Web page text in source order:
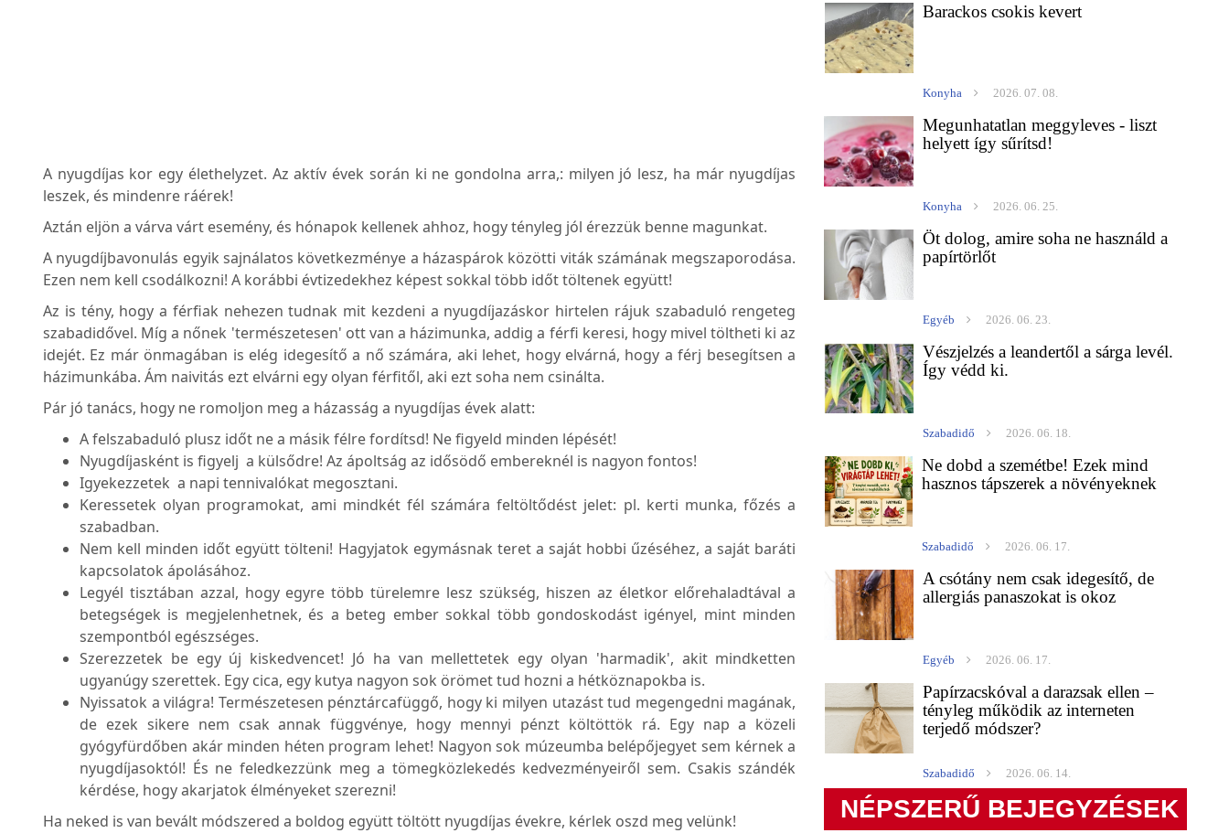
A nyugdíjas kor egy élethelyzet. Az aktív évek során ki ne gondolna arra,: milyen jó lesz, ha már nyugdíjas
leszek, és mindenre ráérek!
Aztán eljön a várva várt esemény, és hónapok kellenek ahhoz, hogy tényleg jól érezzük benne magunkat.
A nyugdíjbavonulás egyik sajnálatos következménye a házaspárok közötti viták számának megszaporodása.
Ezen nem kell csodálkozni! A korábbi évtizedekhez képest sokkal több időt töltenek együtt!
Az is tény, hogy a férfiak nehezen tudnak mit kezdeni a nyugdíjazáskor hirtelen rájuk szabaduló rengeteg
szabadidővel. Míg a nőnek 'természetesen' ott van a házimunka, addig a férfi keresi, hogy mivel töltheti ki az
idejét. Ez már önmagában is elég idegesítő a nő számára, aki lehet, hogy elvárná, hogy a férj besegítsen a
házimunkába. Ám naivitás ezt elvárni egy olyan férfitől, aki ezt soha nem csinálta.
Pár jó tanács, hogy ne romoljon meg a házasság a nyugdíjas évek alatt:
A felszabaduló plusz időt ne a másik félre fordítsd! Ne figyeld minden lépését!
Nyugdíjasként is figyelj a külsődre! Az ápoltság az idősödő embereknél is nagyon fontos!
Igyekezzetek a napi tennivalókat megosztani.
Keressetek olyan programokat, ami mindkét fél számára feltöltődést jelet: pl. kerti munka, főzés a
szabadban.
Nem kell minden időt együtt tölteni! Hagyjatok egymásnak teret a saját hobbi űzéséhez, a saját baráti
kapcsolatok ápolásához.
Legyél tisztában azzal, hogy egyre több türelemre lesz szükség, hiszen az életkor előrehaladtával a
betegségek is megjelenhetnek, és a beteg ember sokkal több gondoskodást igényel, mint minden
szempontból egészséges.
Szerezzetek be egy új kiskedvencet! Jó ha van mellettetek egy olyan 'harmadik', akit mindketten
ugyanúgy szerettek. Egy cica, egy kutya nagyon sok örömet tud hozni a hétköznapokba is.
Nyissatok a világra! Természetesen pénztárcafüggő, hogy ki milyen utazást tud megengedni magának,
de ezek sikere nem csak annak függvénye, hogy mennyi pénzt költöttök rá. Egy nap a közeli
gyógyfürdőben akár minden héten program lehet! Nagyon sok múzeumba belépőjegyet sem kérnek a
nyugdíjasoktól! És ne feledkezzünk meg a tömegközlekedés kedvezményeiről sem. Csakis szándék
kérdése, hogy akarjatok élményeket szerezni!
Ha neked is van bevált módszered a boldog együtt töltött nyugdíjas évekre, kérlek oszd meg velünk!
Barackos csokis kevert
Konyha 2026. 07. 08.
Megunhatatlan meggyleves - liszt
helyett így sűrítsd!
Konyha 2026. 06. 25.
Öt dolog, amire soha ne használd a
papírtörlőt
Egyéb 2026. 06. 23.
Vészjelzés a leandertől a sárga levél.
Így védd ki.
Szabadidő 2026. 06. 18.
Ne dobd a szemétbe! Ezek mind
hasznos tápszerek a növényeknek
Szabadidő 2026. 06. 17.
A csótány nem csak idegesítő, de
allergiás panaszokat is okoz
Egyéb 2026. 06. 17.
Papírzacskóval a darazsak ellen –
tényleg működik az interneten
terjedő módszer?
Szabadidő 2026. 06. 14.
NÉPSZERŰ BEJEGYZÉSEK